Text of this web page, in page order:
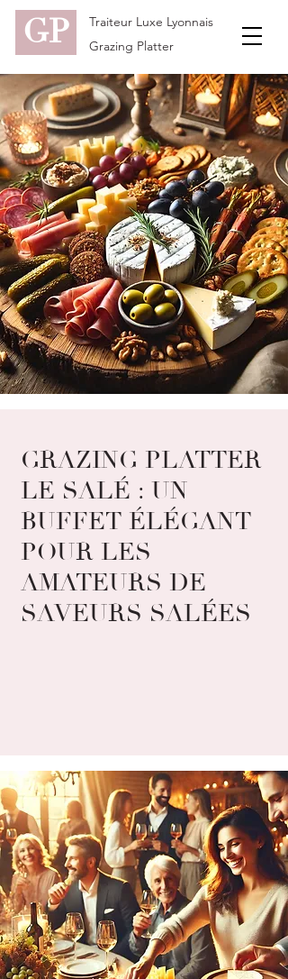
GP
Traiteur Luxe Lyonnais
Grazing Platter
GRAZING PLATTER
LE SALÉ : UN
BUFFET ÉLÉGANT
POUR LES
AMATEURS DE
SAVEURS SALÉES